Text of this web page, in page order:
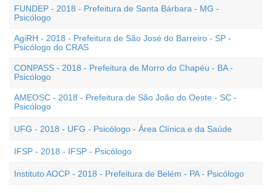
FUNDEP - 2018 - Prefeitura de Santa Bárbara - MG -
Psicólogo
AgiRH - 2018 - Prefeitura de São José do Barreiro - SP -
Psicólogo do CRAS
CONPASS - 2018 - Prefeitura de Morro do Chapéu - BA -
Psicólogo
AMEOSC - 2018 - Prefeitura de São João do Oeste - SC -
Psicólogo
UFG - 2018 - UFG - Psicólogo - Área Clínica e da Saúde
IFSP - 2018 - IFSP - Psicólogo
Instituto AOCP - 2018 - Prefeitura de Belém - PA - Psicólogo